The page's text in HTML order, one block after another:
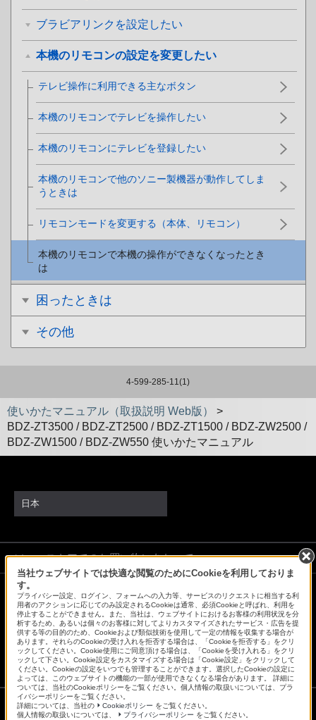
ブラビアリンクを設定したい
本機のリモコンの設定を変更したい
テレビ操作に利用できる主なボタン
本機のリモコンでテレビを操作したい
本機のリモコンにテレビを登録したい
本機のリモコンで他のソニー製機器が動作してしま
うときは
リモコンモードを変更する（本体、リモコン）
本機のリモコンで本機の操作ができなくなったとき
は
困ったときは
その他
4-599-285-11(1)
使いかたマニュアル（取扱説明 Web版）
>
BDZ-ZT3500 / BDZ-ZT2500 / BDZ-ZT1500 / BDZ-ZW2500 /
BDZ-ZW1500 / BDZ-ZW550 使いかたマニュアル
当社ウェブサイトでは快適な閲覧のためにCookieを利用しておりま
す。
プライバシー設定、ログイン、フォームへの入力等、サービスのリクエストに相当する利
用者のアクションに応じてのみ設定されるCookieは通常、必須Cookieと呼ばれ、利用を
停止することができません。また、当社は、ウェブサイトにおけるお客様の利用状況を分
析するため、あるいは個々のお客様に対してよりカスタマイズされたサービス・広告を提
供する等の目的のため、Cookieおよび類似技術を使用して一定の情報を収集する場合が
あります。それらのCookieの受け入れを拒否する場合は、「Cookieを拒否する」をクリ
ックしてください。Cookie使用にご同意頂ける場合は、「Cookieを受け入れる」をクリ
ックして下さい。Cookie設定をカスタマイズする場合は「Cookie設定」をクリックして
ください。Cookieの設定をいつでも管理することができます。選択したCookieの設定に
よっては、このウェブサイトの機能の一部が使用できなくなる場合があります。 詳細に
ついては、当社のCookieポリシーをご覧ください。個人情報の取扱いについては、プラ
イバシーポリシーをご覧ください。
詳細については、当社の
Cookieポリシー をご覧ください。
個人情報の取扱いについては、
プライバシーポリシー をご覧ください。
日本
ソニーストアでのお買い物にあたって
会社情報 採用情報 特約店のご案内
ニュースリリース
環境情報
My Sony 利用規約